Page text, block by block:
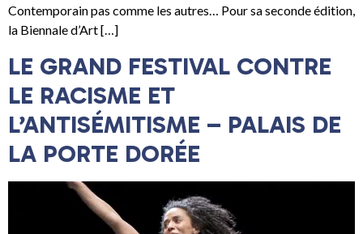
Contemporain pas comme les autres… Pour sa seconde édition,
la Biennale d’Art […]
LE GRAND FESTIVAL CONTRE
LE RACISME ET
L’ANTISÉMITISME – PALAIS DE
LA PORTE DORÉE